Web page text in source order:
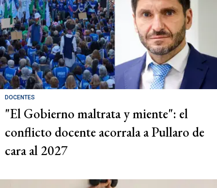
DOCENTES
"El Gobierno maltrata y miente": el
conflicto docente acorrala a Pullaro de
cara al 2027